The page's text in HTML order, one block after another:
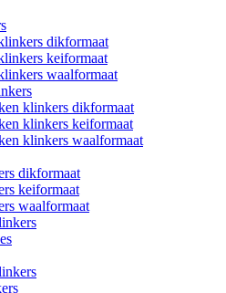
dikformaat
keiformaat
waalformaat
klinkers dikformaat
klinkers keiformaat
klinkers waalformaat
dikformaat
keiformaat
waalformaat